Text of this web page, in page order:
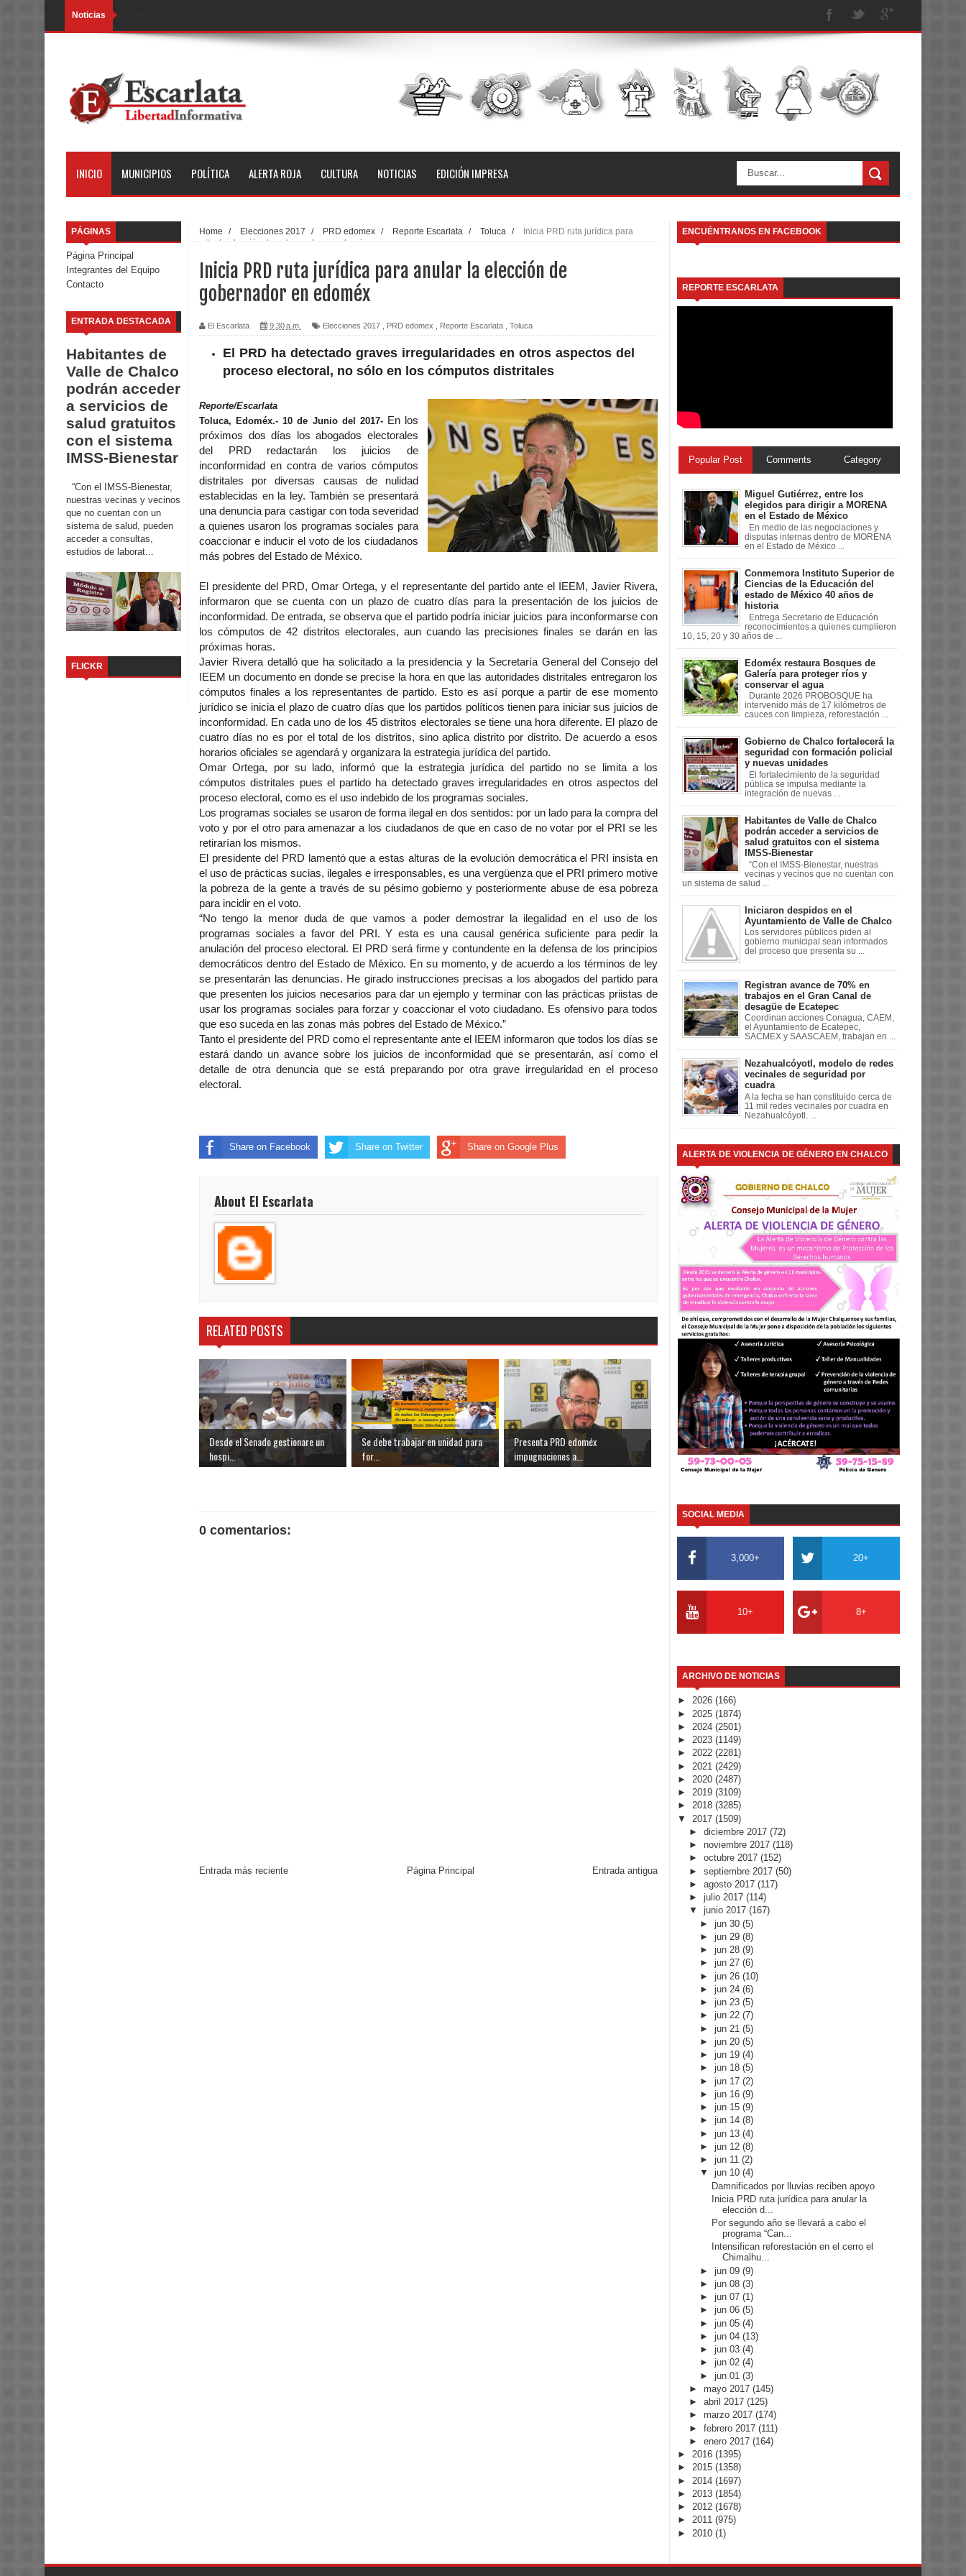
Noticias
INICIO MUNICIPIOS POLÍTICA ALERTA ROJA CULTURA NOTICIAS EDICIÓN IMPRESA
PÁGINAS
Página Principal
Integrantes del Equipo
Contacto
ENTRADA DESTACADA
Habitantes de
Valle de Chalco
podrán acceder
a servicios de
salud gratuitos
con el sistema
IMSS-Bienestar
“Con el IMSS-Bienestar,
nuestras vecinas y vecinos
que no cuentan con un
sistema de salud, pueden
acceder a consultas,
estudios de laborat...
FLICKR
Home / Elecciones 2017 / PRD edomex / Reporte Escarlata / Toluca /
Inicia PRD ruta jurídica para
anular la elección de gobernador en edoméx
Inicia PRD ruta jurídica para anular la elección de
gobernador en edoméx
El Escarlata 9:30 a.m. Elecciones 2017 PRD edomex Reporte Escarlata Toluca
El PRD ha detectado graves irregularidades en otros aspectos del
proceso electoral, no sólo en los cómputos distritales
Reporte/Escarlata
Toluca, Edoméx.- 10 de Junio del 2017- En los
próximos dos días los abogados electorales
del PRD redactarán los juicios de
inconformidad en contra de varios cómputos
distritales por diversas causas de nulidad
establecidas en la ley. También se presentará
una denuncia para castigar con toda severidad
a quienes usaron los programas sociales para
coaccionar e inducir el voto de los ciudadanos
más pobres del Estado de México.
El presidente del PRD, Omar Ortega, y el representante del partido ante el IEEM, Javier Rivera,
informaron que se cuenta con un plazo de cuatro días para la presentación de los juicios de
inconformidad. De entrada, se observa que el partido podría iniciar juicios para inconformarse con
los cómputos de 42 distritos electorales, aun cuando las precisiones finales se darán en las
próximas horas.
Javier Rivera detalló que ha solicitado a la presidencia y la Secretaría General del Consejo del
IEEM un documento en donde se precise la hora en que las autoridades distritales entregaron los
cómputos finales a los representantes de partido. Esto es así porque a partir de ese momento
jurídico se inicia el plazo de cuatro días que los partidos políticos tienen para iniciar sus juicios de
inconformidad. En cada uno de los 45 distritos electorales se tiene una hora diferente. El plazo de
cuatro días no es por el total de los distritos, sino aplica distrito por distrito. De acuerdo a esos
horarios oficiales se agendará y organizara la estrategia jurídica del partido.
Omar Ortega, por su lado, informó que la estrategia jurídica del partido no se limita a los
cómputos distritales pues el partido ha detectado graves irregularidades en otros aspectos del
proceso electoral, como es el uso indebido de los programas sociales.
Los programas sociales se usaron de forma ilegal en dos sentidos: por un lado para la compra del
voto y por el otro para amenazar a los ciudadanos de que en caso de no votar por el PRI se les
retirarían los mismos.
El presidente del PRD lamentó que a estas alturas de la evolución democrática el PRI insista en
el uso de prácticas sucias, ilegales e irresponsables, es una vergüenza que el PRI primero motive
la pobreza de la gente a través de su pésimo gobierno y posteriormente abuse de esa pobreza
para incidir en el voto.
“No tengo la menor duda de que vamos a poder demostrar la ilegalidad en el uso de los
programas sociales a favor del PRI. Y esta es una causal genérica suficiente para pedir la
anulación del proceso electoral. El PRD será firme y contundente en la defensa de los principios
democráticos dentro del Estado de México. En su momento, y de acuerdo a los términos de ley
se presentarán las denuncias. He girado instrucciones precisas a los abogados del partido para
que presenten los juicios necesarios para dar un ejemplo y terminar con las prácticas priistas de
usar los programas sociales para forzar y coaccionar el voto ciudadano. Es ofensivo para todos
que eso suceda en las zonas más pobres del Estado de México.”
Tanto el presidente del PRD como el representante ante el IEEM informaron que todos los días se
estará dando un avance sobre los juicios de inconformidad que se presentarán, así como el
detalle de otra denuncia que se está preparando por otra grave irregularidad en el proceso
electoral.
Share on Facebook Share on Twitter Share on Google Plus
About El Escarlata
RELATED POSTS
Desde el Senado gestionare un
hospi...
Se debe trabajar en unidad para
for...
Presenta PRD edoméx
impugnaciones a...
0 comentarios:
Entrada más reciente Entrada antigua
Página Principal
ENCUÉNTRANOS EN FACEBOOK
REPORTE ESCARLATA
Popular Post Comments Category
Miguel Gutiérrez, entre los
elegidos para dirigir a MORENA
en el Estado de México
En medio de las negociaciones y
disputas internas dentro de MORENA
en el Estado de México ...
Conmemora Instituto Superior de
Ciencias de la Educación del
estado de México 40 años de
historia
Entrega Secretario de Educación
reconocimientos a quienes cumplieron
10, 15, 20 y 30 años de ...
Edoméx restaura Bosques de
Galería para proteger ríos y
conservar el agua
Durante 2026 PROBOSQUE ha
intervenido más de 17 kilómetros de
cauces con limpieza, reforestación ...
Gobierno de Chalco fortalecerá la
seguridad con formación policial
y nuevas unidades
El fortalecimiento de la seguridad
pública se impulsa mediante la
integración de nuevas ...
Habitantes de Valle de Chalco
podrán acceder a servicios de
salud gratuitos con el sistema
IMSS-Bienestar
“Con el IMSS-Bienestar, nuestras
vecinas y vecinos que no cuentan con
un sistema de salud ...
Iniciaron despidos en el
Ayuntamiento de Valle de Chalco
Los servidores públicos piden al
gobierno municipal sean informados
del proceso que presenta su ...
Registran avance de 70% en
trabajos en el Gran Canal de
desagüe de Ecatepec
Coordinan acciones Conagua, CAEM,
el Ayuntamiento de Ecatepec,
SACMEX y SAASCAEM, trabajan en ...
Nezahualcóyotl, modelo de redes
vecinales de seguridad por
cuadra
A la fecha se han constituido cerca de
11 mil redes vecinales por cuadra en
Nezahualcóyotl. ...
ALERTA DE VIOLENCIA DE GÉNERO EN CHALCO
SOCIAL MEDIA
3,000+ 20+
10+ 8+
ARCHIVO DE NOTICIAS
► 2026 (166)
► 2025 (1874)
► 2024 (2501)
► 2023 (1149)
► 2022 (2281)
► 2021 (2429)
► 2020 (2487)
► 2019 (3109)
► 2018 (3285)
▼ 2017 (1509)
► diciembre 2017 (72)
► noviembre 2017 (118)
► octubre 2017 (152)
► septiembre 2017 (50)
► agosto 2017 (117)
► julio 2017 (114)
▼ junio 2017 (167)
►jun 30(5)
►jun 29(8)
►jun 28(9)
►jun 27(6)
►jun 26(10)
►jun 24(6)
►jun 23(5)
►jun 22(7)
►jun 21(5)
►jun 20(5)
►jun 19(4)
►jun 18(5)
►jun 17(2)
►jun 16(9)
►jun 15(9)
►jun 14(8)
►jun 13(4)
►jun 12(8)
►jun 11(2)
▼jun 10(4)
Damnificados por lluvias reciben apoyo
Inicia PRD ruta jurídica para anular la
elección d...
Por segundo año se llevará a cabo el
programa “Can...
Intensifican reforestación en el cerro el
Chimalhu...
►jun 09(9)
►jun 08(3)
►jun 07(1)
►jun 06(5)
►jun 05(4)
►jun 04(13)
►jun 03(4)
►jun 02(4)
►jun 01(3)
► mayo 2017 (145)
► abril 2017 (125)
► marzo 2017 (174)
► febrero 2017 (111)
► enero 2017 (164)
► 2016 (1395)
► 2015 (1358)
► 2014 (1697)
► 2013 (1854)
► 2012 (1678)
► 2011 (975)
► 2010 (1)